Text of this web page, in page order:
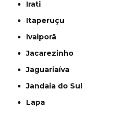
Irati
Itaperuçu
Ivaiporã
Jacarezinho
Jaguariaíva
Jandaia do Sul
Lapa